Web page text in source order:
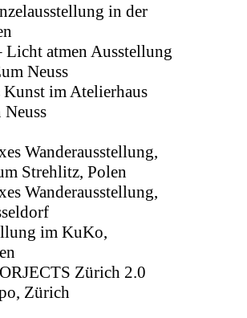
in der
Licht atmen Ausstellung
Neuss
im Atelierhaus
Wanderausstellung,
Strehlitz, Polen
Wanderausstellung,
im KuKo,
Zürich 2.0
Zürich